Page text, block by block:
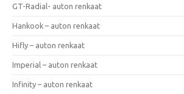
GT-Radial- auton renkaat
Hankook – auton renkaat
Hifly – auton renkaat
Imperial – auton renkaat
Infinity – auton renkaat